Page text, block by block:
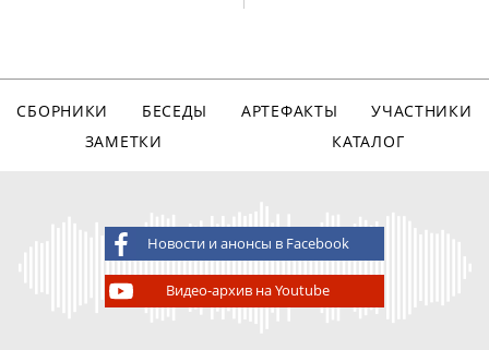
СБОРНИКИ БЕСЕДЫ АРТЕФАКТЫ
УЧАСТНИКИ
ЗАМЕТКИ
КАТАЛОГ
Новости и анонсы в Facebook
Видео-архив на Youtube